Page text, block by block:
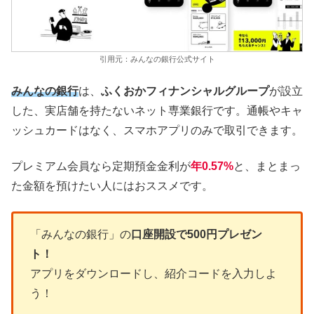
引用元：みんなの銀行公式サイト
みんなの銀行は、 ふくおかフィナンシャルグループが設立
した、実店舗を持たないネット専業銀行です。通帳やキャ
ッシュカードはなく、スマホアプリのみで取引できます。
プレミアム会員なら定期預金金利が年0.57%と、まとまっ
た金額を預けたい人にはおススメです。
「みんなの銀行」の口座開設で500円プレゼン
ト！
アプリをダウンロードし、紹介コードを入力しよ
う！